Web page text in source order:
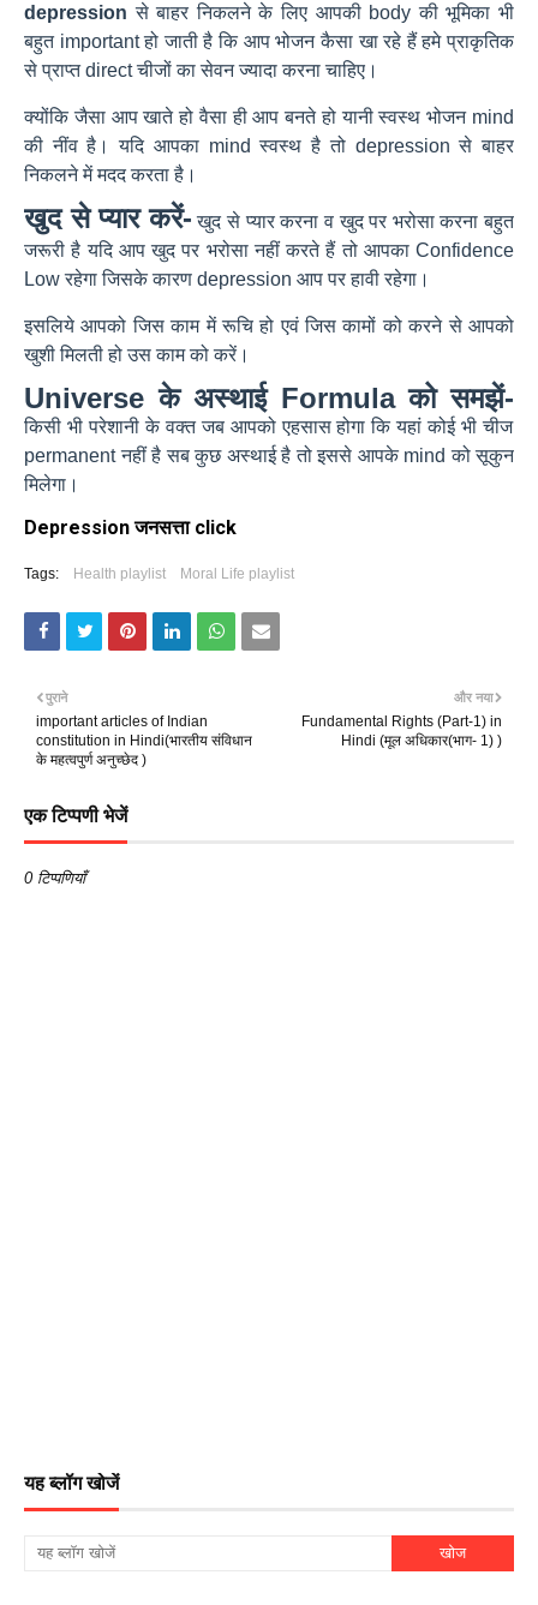
depression से बाहर निकलने के लिए आपकी body की भूमिका भी
बहुत important हो जाती है कि आप भोजन कैसा खा रहे हैं हमे प्राकृतिक
से प्राप्त direct चीजों का सेवन ज्यादा करना चाहिए।
क्योंकि जैसा आप खाते हो वैसा ही आप बनते हो यानी स्वस्थ भोजन mind
की नींव है। यदि आपका mind स्वस्थ है तो depression से बाहर
निकलने में मदद करता है।
खुद से प्यार करें- खुद से प्यार करना व खुद पर भरोसा करना बहुत
जरूरी है यदि आप खुद पर भरोसा नहीं करते हैं तो आपका Confidence
Lowरहेगा जिसके कारण depression आप पर हावी रहेगा।
इसलिये आपको जिस काम में रूचि हो एवं जिस कामों को करने से आपको
खुशी मिलती हो उस काम को करें।
Universe के अस्थाई Formula को समझें-
किसी भी परेशानी के वक्त जब आपको एहसास होगा कि यहां कोई भी चीज
permanent नहीं है सब कुछ अस्थाई है तो इससे आपके mind को सूकुन
मिलेगा।
Depression जनसत्ता click
Tags: Health playlist Moral Life playlist
और नया
Fundamental Rights (Part-1) in
Hindi (मूल अधिकार(भाग- 1) )
पुराने
important articles of Indian
constitution in Hindi(भारतीय संविधान
के महत्वपुर्ण अनुच्छेद )
एक टिप्पणी भेजें
0 टिप्पणियाँ
यह ब्लॉग खोजें